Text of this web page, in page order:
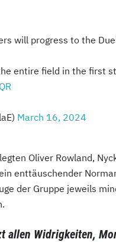
will progress to the
entire field in the first
March 16, 2024
Oliver Rowland,
enttäuschender
der Gruppe jeweils
allen Widrigkeiten,